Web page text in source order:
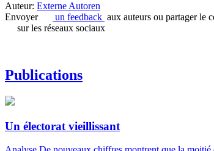
Auteur: Externe Autoren
Envoyer
un feedback aux auteurs ou partager le
sur les réseaux sociaux
Publications
Un électorat vieillissant